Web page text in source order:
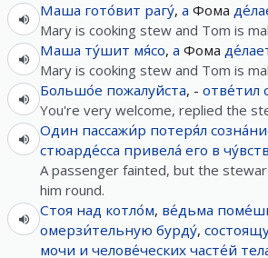
Маша гото́вит рагу́, а Фома
Mary is cooking stew and Tom is
Маша ту́шит мя́со, а Фома
Mary is cooking stew and Tom is
Большо́е пожалуйста, - отве́тил
You're very welcome, replied the
Один пассажи́р потеря́л
стюарде́сса привела́ его в
A passenger fainted, but the
him round.
Стоя над котло́м, ве́дьма
омерзи́тельную бурду́,
мочи и челове́ческих часте́й